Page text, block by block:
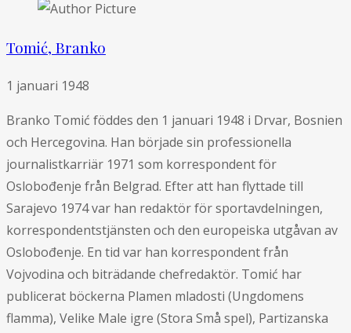
Tomić, Branko
1 januari 1948
Branko Tomić föddes den 1 januari 1948 i Drvar, Bosnien
och Hercegovina. Han började sin professionella
journalistkarriär 1971 som korrespondent för
Oslobođenje från Belgrad. Efter att han flyttade till
Sarajevo 1974 var han redaktör för sportavdelningen,
korrespondentstjänsten och den europeiska utgåvan av
Oslobođenje. En tid var han korrespondent från
Vojvodina och biträdande chefredaktör. Tomić har
publicerat böckerna Plamen mladosti (Ungdomens
flamma), Velike Male igre (Stora Små spel), Partizanska